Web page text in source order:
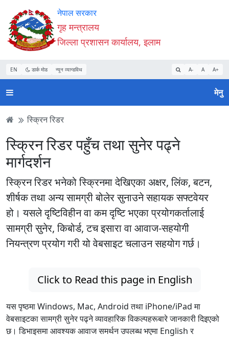
Accessibility
Mode
सुरु
गर्नुहोस्
सामाग्री
पढ्नुहाेस्
नेभिगेसन
पढ्नुहाेस्
वेबसाइट
खोजमा
जानुहोस्
नेपाल सरकार
गृह मन्त्रालय
जिल्ला प्रशासन कार्यालय, इलाम
EN डार्क मोड न्यून व्यान्डविथ A- A A+
मेनु
स्क्रिन रिडर
स्क्रिन रिडर पहुँच तथा सुनेर पढ्ने
मार्गदर्शन
स्क्रिन रिडर भनेको स्क्रिनमा देखिएका अक्षर, लिंक, बटन,
शीर्षक तथा अन्य सामग्री बोलेर सुनाउने सहायक सफ्टवेयर
हो। यसले दृष्टिविहीन वा कम दृष्टि भएका प्रयोगकर्तालाई
सामग्री सुनेर, किबोर्ड, टच इसारा वा आवाज-सहयोगी
नियन्त्रण प्रयोग गरी यो वेबसाइट चलाउन सहयोग गर्छ।
Click to Read this page in English
यस पृष्ठमा Windows, Mac, Android तथा iPhone/iPad मा
वेबसाइटका सामग्री सुनेर पढ्ने व्यावहारिक विकल्पहरूबारे जानकारी दिइएको
छ। डिभाइसमा आवश्यक आवाज समर्थन उपलब्ध भएमा English र